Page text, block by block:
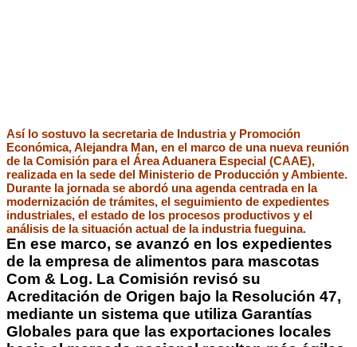
Así lo sostuvo la secretaria de Industria y Promoción
Económica, Alejandra Man, en el marco de una nueva reunión
de la Comisión para el Área Aduanera Especial (CAAE),
realizada en la sede del Ministerio de Producción y Ambiente.
Durante la jornada se abordó una agenda centrada en la
modernización de trámites, el seguimiento de expedientes
industriales, el estado de los procesos productivos y el
análisis de la situación actual de la industria fueguina.
En ese marco, se avanzó en los expedientes
de la empresa de alimentos para mascotas
Com & Log. La Comisión revisó su
Acreditación de Origen bajo la Resolución 47,
mediante un sistema que utiliza Garantías
Globales para que las exportaciones locales